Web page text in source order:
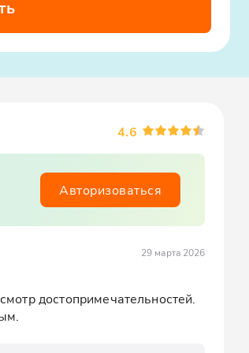
4.6
Авторизоваться
29 марта 2026
достопримечательностей.